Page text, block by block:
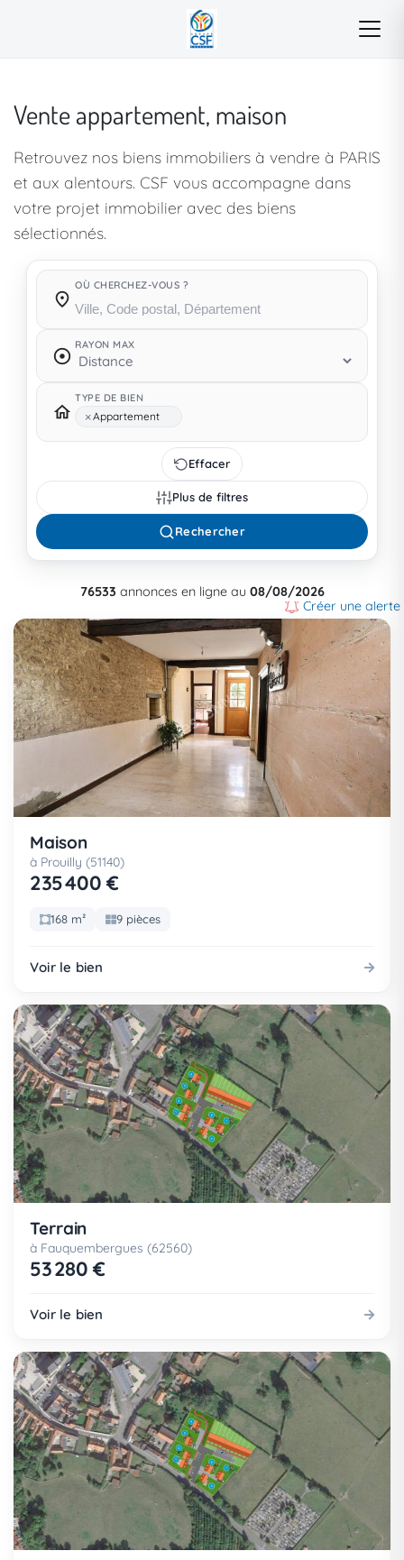
Vente appartement, maison
Retrouvez nos biens immobiliers à vendre à PARIS
et aux alentours. CSF vous accompagne dans
votre projet immobilier avec des biens
sélectionnés.
OÙ CHERCHEZ-VOUS ?
RAYON MAX
TYPE DE BIEN
×Appartement
Effacer
Plus de filtres
Rechercher
76533 annonces en ligne au 08/08/2026
Créer une alerte
Maison
à Prouilly (51140)
235 400 €
168 m² 9 pièces
Voir le bien
Terrain
à Fauquembergues (62560)
53 280 €
Voir le bien